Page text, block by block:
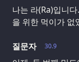
나는 라(Ra)입니
을 위한 먹이가 없
30.9
질문자